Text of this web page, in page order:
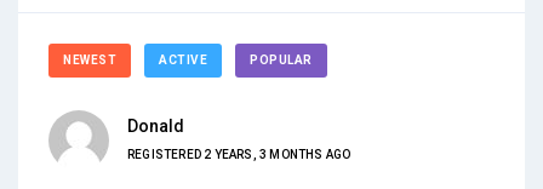
NEWEST ACTIVE POPULAR
Donald
REGISTERED 2 YEARS, 3 MONTHS AGO